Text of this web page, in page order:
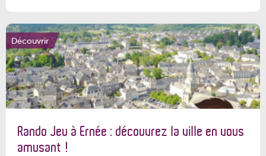
Découvrir
Rando Jeu à Ernée : découvrez la ville en vous
amusant !